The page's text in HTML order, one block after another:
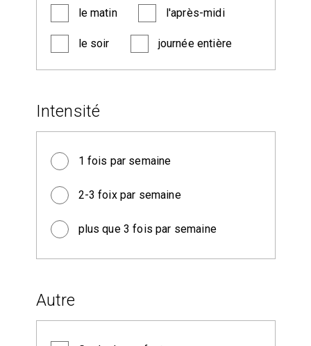
le matin l'après-midi
le soir journée entière
Intensité
1 fois par semaine
2-3 foix par semaine
plus que 3 fois par semaine
Autre